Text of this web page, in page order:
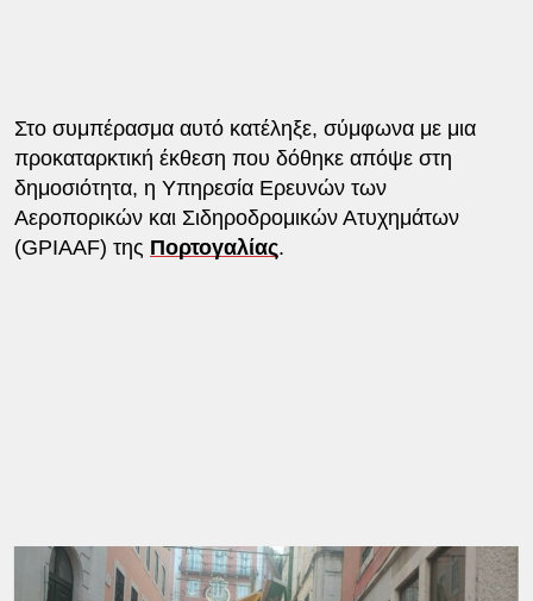
Στο συμπέρασμα αυτό κατέληξε, σύμφωνα με μια
προκαταρκτική έκθεση που δόθηκε απόψε στη
δημοσιότητα, η Υπηρεσία Ερευνών των
Αεροπορικών και Σιδηροδρομικών Ατυχημάτων
(GPIAAF) της Πορτογαλίας.
Η Υπηρεσία συνέστησε επίσηςνα παραμείνουν